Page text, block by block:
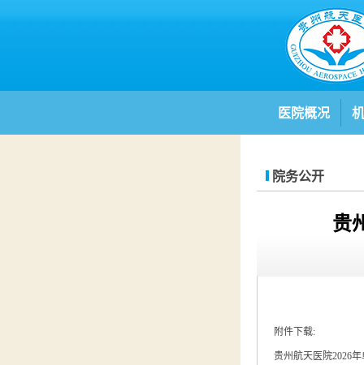
医院概况
院务公开
贵
附件下载:
贵州航天医院2026